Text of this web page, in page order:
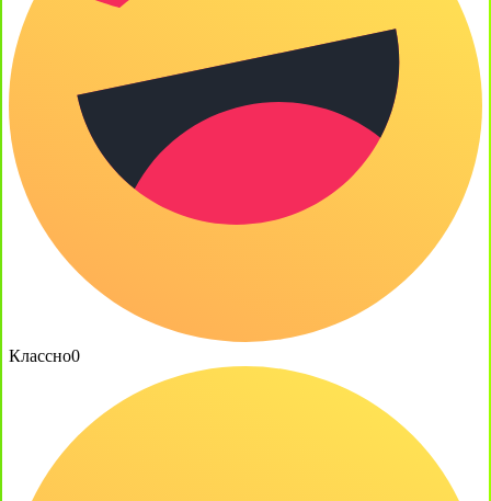
Классно0